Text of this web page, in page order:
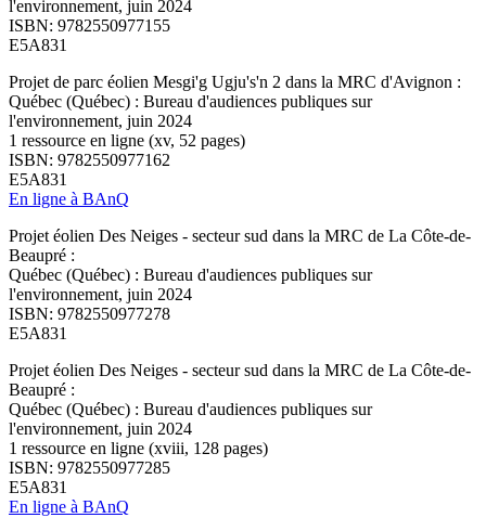
l'environnement, juin 2024
ISBN: 9782550977155
E5A831
Projet de parc éolien Mesgi'g Ugju's'n 2 dans la MRC d'Avignon :
Québec (Québec) : Bureau d'audiences publiques sur
l'environnement, juin 2024
1 ressource en ligne (xv, 52 pages)
ISBN: 9782550977162
E5A831
En ligne à BAnQ
Projet éolien Des Neiges - secteur sud dans la MRC de La Côte-de-
Beaupré :
Québec (Québec) : Bureau d'audiences publiques sur
l'environnement, juin 2024
ISBN: 9782550977278
E5A831
Projet éolien Des Neiges - secteur sud dans la MRC de La Côte-de-
Beaupré :
Québec (Québec) : Bureau d'audiences publiques sur
l'environnement, juin 2024
1 ressource en ligne (xviii, 128 pages)
ISBN: 9782550977285
E5A831
En ligne à BAnQ